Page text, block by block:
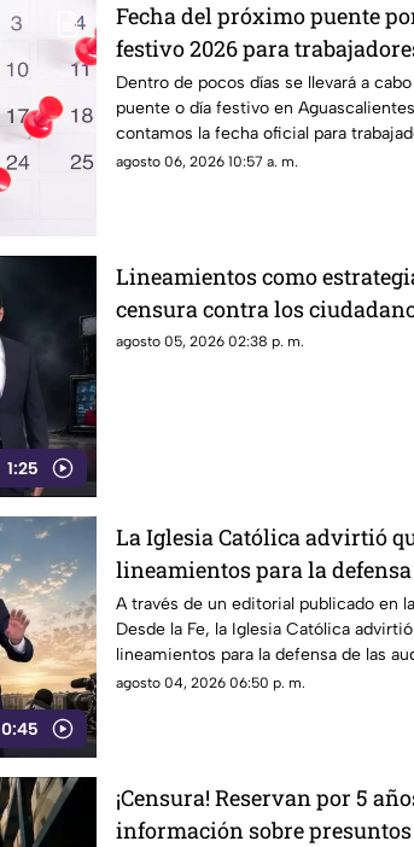
Fecha del próximo puente
festivo 2026 para
estudiantes en
Dentro de pocos días se llevará a
puente o día festivo en
contamos la fecha oficial para
estudiantes
agosto 06, 2026 10:57 a. m.
1:25
Lineamientos como
censura contra los
agosto 05, 2026 02:38 p. m.
0:45
La Iglesia Católica advirtió
lineamientos para la
audiencias podrían
mecanismo de censura
A través de un editorial publicado en
Desde la Fe, la Iglesia Católica
lineamientos para la defensa de las
podrían convertirse en un mecanismo
agosto 04, 2026 06:50 p. m.
¡Censura! Reservan por 5
información sobre presuntos